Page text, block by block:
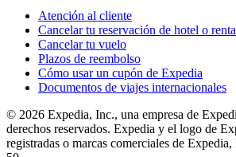
Atención al cliente
Cancelar tu reservación de hotel o
Cancelar tu vuelo
Plazos de reembolso
Cómo usar un cupón de Expedia
Documentos de viajes internacionales
© 2026 Expedia, Inc., una empresa de
derechos reservados. Expedia y el logo de
registradas o marcas comerciales de